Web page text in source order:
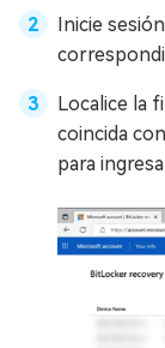
Inicie
Localice la
coincida
para